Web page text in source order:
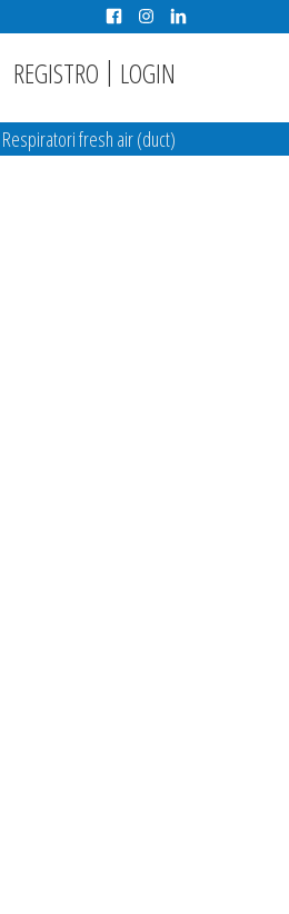
REGISTRO | LOGIN
Respiratori fresh air (duct)